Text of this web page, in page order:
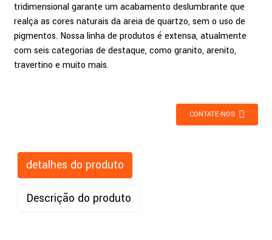
tridimensional garante um acabamento deslumbrante que
realça as cores naturais da areia de quartzo, sem o uso de
pigmentos. Nossa linha de produtos é extensa, atualmente
com seis categorias de destaque, como granito, arenito,
travertino e muito mais.
CONTATE-NOS
detalhes do produto
Descrição do produto